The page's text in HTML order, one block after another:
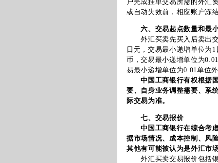
户完成挂单交易所需的外汇
或自动失效前，相应账户冻
六、交易起点数量和最
外汇买卖先买入后卖出交
日元，交易最小递增单位为
币，交易最小递增单位为
易最小递增单位为0.01单位
中国工商银行有权根据
要、自身业务调整需要、系
际交易为准。
七、交易报价
中国工商银行在综合考
据市场情况、成本控制、风
其他有可能被认为是外汇市
外汇买卖交易报价包括银